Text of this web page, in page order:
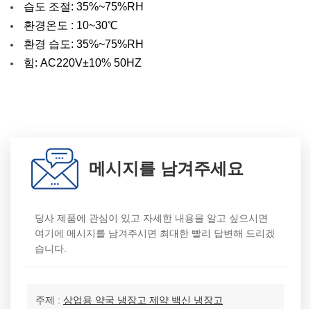
습도 조절: 35%~75%RH
환경온도 : 10~30℃
환경 습도: 35%~75%RH
힘: AC220V±10% 50HZ
메시지를 남겨주세요
당사 제품에 관심이 있고 자세한 내용을 알고 싶으시면
여기에 메시지를 남겨주시면 최대한 빨리 답변해 드리겠
습니다.
주제 : 상업용 약국 냉장고 제약 백신 냉장고